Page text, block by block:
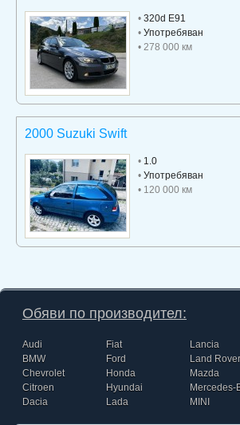
• 320d E91
• Употребяван
• 278 000 км
2000 Suzuki Swift
• 1.0
• Употребяван
• 120 000 км
Обяви по производител:
Audi
BMW
Chevrolet
Citroen
Dacia
Fiat
Ford
Honda
Hyundai
Lada
Lancia
Land Rover
Mazda
Mercedes-
MINI